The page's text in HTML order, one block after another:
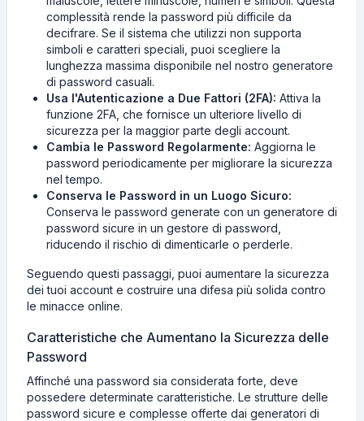
complessità rende la password più difficile da
decifrare. Se il sistema che utilizzi non supporta
simboli e caratteri speciali, puoi scegliere la
lunghezza massima disponibile nel nostro generatore
di password casuali.
Usa l'Autenticazione a Due Fattori (2FA): Attiva la
funzione 2FA, che fornisce un ulteriore livello di
sicurezza per la maggior parte degli account.
Cambia le Password Regolarmente: Aggiorna le
password periodicamente per migliorare la sicurezza
nel tempo.
Conserva le Password in un Luogo Sicuro:
Conserva le password generate con un generatore di
password sicure in un gestore di password,
riducendo il rischio di dimenticarle o perderle.
Seguendo questi passaggi, puoi aumentare la sicurezza
dei tuoi account e costruire una difesa più solida contro
le minacce online.
Caratteristiche che Aumentano la Sicurezza delle
Password
Affinché una password sia considerata forte, deve
possedere determinate caratteristiche. Le strutture delle
password sicure e complesse offerte dai generatori di